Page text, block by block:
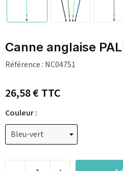
Canne anglaise
Référence : NC04751
26,58 €TTC
Couleur :